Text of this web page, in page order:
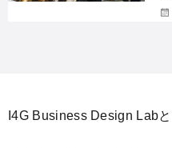
I4G Business Design Labと